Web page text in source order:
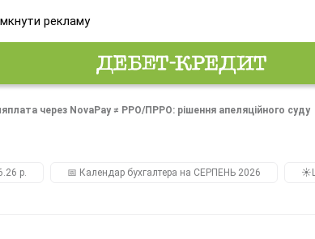
рекламу
через NovaPay ≠ РРО/ПРРО: рішення апеляційного суду
р. 📅 Календар бухгалтера на СЕРПЕНЬ 2026